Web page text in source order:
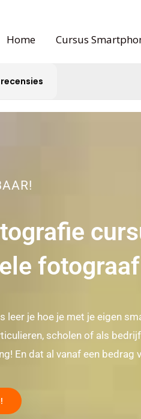
Home Cursus
recensies
fotograaf
leer je hoe je met je eigen
scholen of als
En dat al vanaf een bedrag